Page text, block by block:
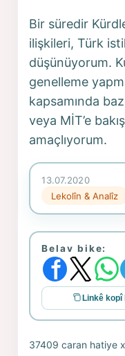
Bir süredir
ilişkileri, Türk
düşünüyorum.
genelleme
kapsamında
veya MİT’e
amaçlıyorum.
13.07.2020
Lekolîn & Analîz
Belav bike:
Linkê kopî
37409 caran hatiye